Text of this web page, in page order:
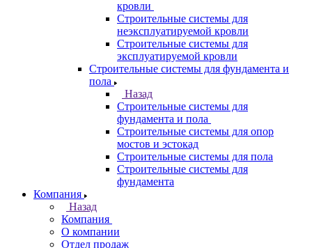
кровли
Строительные системы для
неэксплуатируемой кровли
Строительные системы для
эксплуатируемой кровли
Строительные системы для фундамента и
пола
Назад
Строительные системы для
фундамента и пола
Строительные системы для опор
мостов и эстокад
Строительные системы для пола
Строительные системы для
фундамента
Компания
Назад
Компания
О компании
Отдел продаж